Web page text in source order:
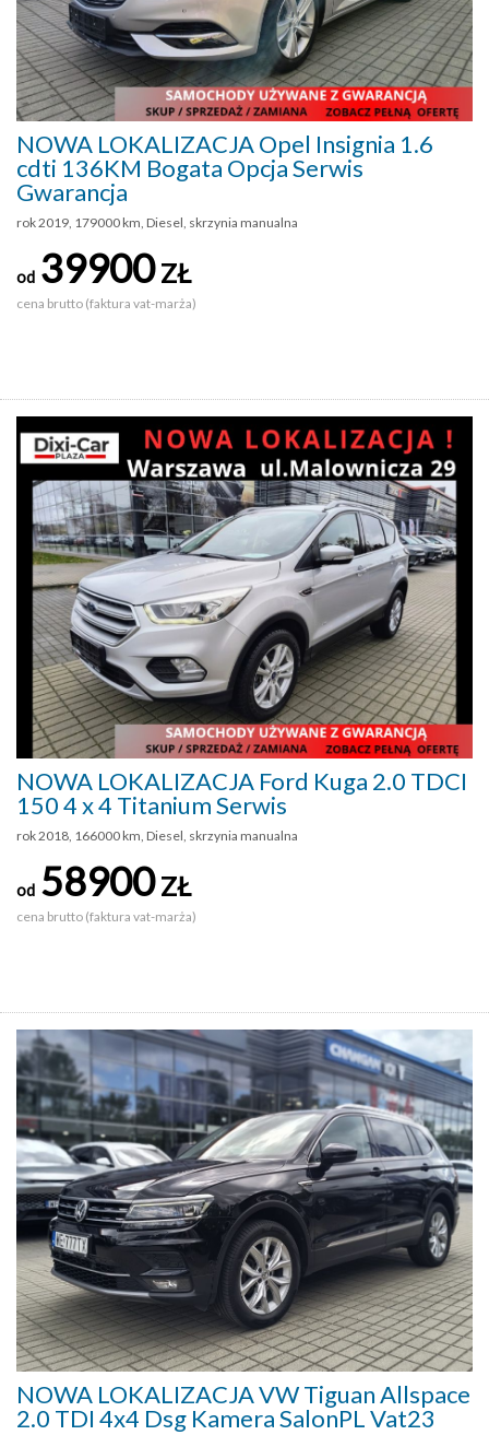
NOWA LOKALIZACJA Opel Insignia 1.6
cdti 136KM Bogata Opcja Serwis
Gwarancja
rok 2019, 179000 km, Diesel, skrzynia manualna
od 39900ZŁ
cena brutto (faktura vat-marża)
NOWA LOKALIZACJA Ford Kuga 2.0 TDCI
150 4 x 4 Titanium Serwis
rok 2018, 166000 km, Diesel, skrzynia manualna
od 58900ZŁ
cena brutto (faktura vat-marża)
NOWA LOKALIZACJA VW Tiguan Allspace
2.0 TDI 4x4 Dsg Kamera SalonPL Vat23